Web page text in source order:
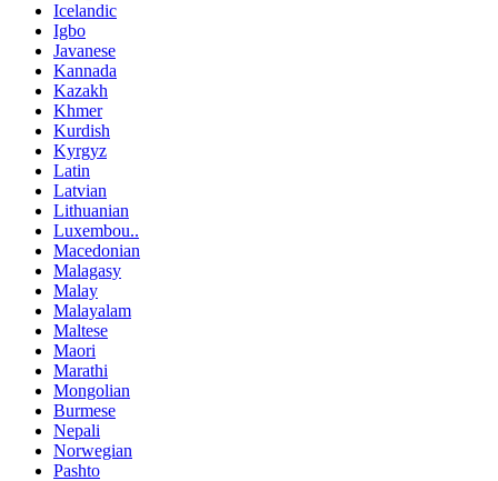
Icelandic
Igbo
Javanese
Kannada
Kazakh
Khmer
Kurdish
Kyrgyz
Latin
Latvian
Lithuanian
Luxembou..
Macedonian
Malagasy
Malay
Malayalam
Maltese
Maori
Marathi
Mongolian
Burmese
Nepali
Norwegian
Pashto